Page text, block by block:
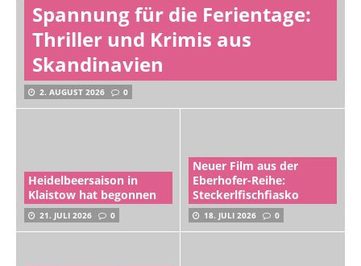
Spannung für die Ferientage:
Thriller und Krimis aus
Skandinavien
2. AUGUST 2026 0
Heidelbeersaison in
Klaistow hat begonnen
21. JULI 2026 0
Neuer Film aus der
Eberhofer-Reihe:
Steckerlfischfiasko
18. JULI 2026 0